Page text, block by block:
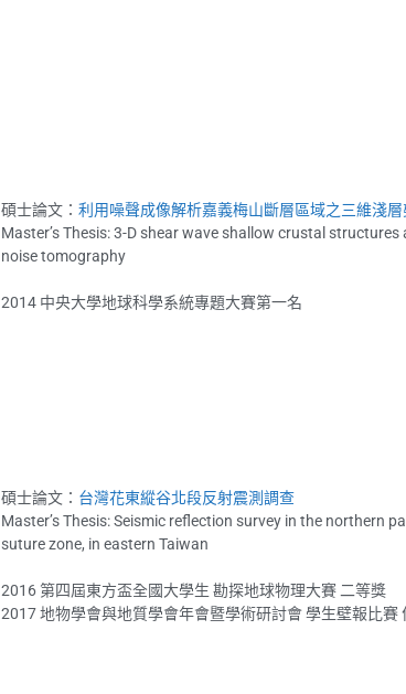
碩士論文： 利用噪聲成像解析嘉義梅山斷層區域之三維淺
Master’s Thesis: 3-D shear wave shallow crustal
noise tomography
2014 中央大學地球科學系統專題大賽第一名
碩士論文： 台灣花東縱谷北段反射震測調查
Master’s Thesis: Seismic reflection survey in the northern
suture zone, in eastern Taiwan
2016 第四屆東方盃全國大學生 勘探地球物理大賽 二等獎
2017 地物學會與地質學會年會暨學術研討會 學生壁報比賽